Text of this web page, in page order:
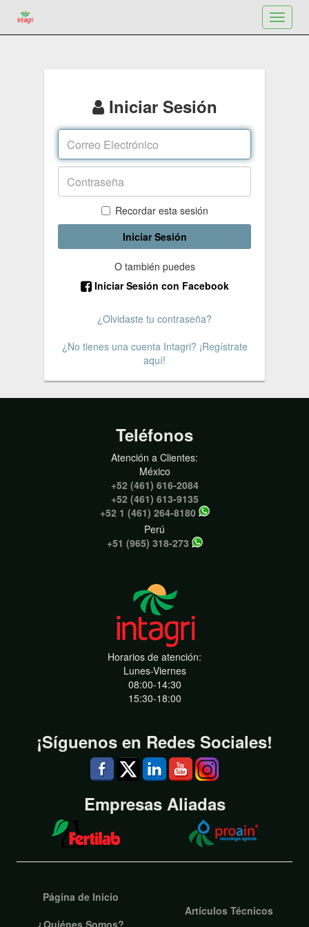
Toggle
Iniciar Sesión
Recordar esta sesión
Iniciar Sesión
O también puedes
Iniciar Sesión con Facebook
¿Olvidaste tu contraseña?
¿No tienes una cuenta Intagri? ¡Regístrate
aquí!
Teléfonos
Atención a Clientes:
México
+52 (461) 616-2084
+52 (461) 613-9135
+52 1 (461) 264-8180
Perú
+51 (965) 318-273
Horarios de atención:
Lunes-Viernes
08:00-14:30
15:30-18:00
¡Síguenos en Redes Sociales!
Empresas Aliadas
Página de Inicio
¿Quiénes Somos?
Artículos Técnicos